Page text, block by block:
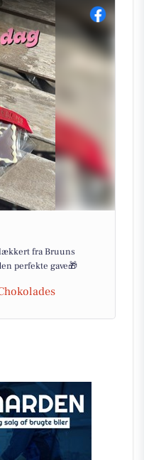
fra Bruuns
perfekte gave🎁